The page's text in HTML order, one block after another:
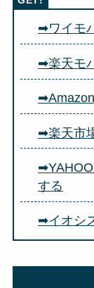
➡ワイモ
➡楽天モ
➡楽天市
する
➡イオシ